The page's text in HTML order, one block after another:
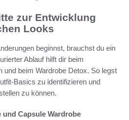
zur Entwicklung
Looks
beginnst, brauchst du ein
Ablauf hilft dir beim
und beim Wardrobe Detox. So legst
Basics zu identifizieren und
zu können.
Capsule Wardrobe